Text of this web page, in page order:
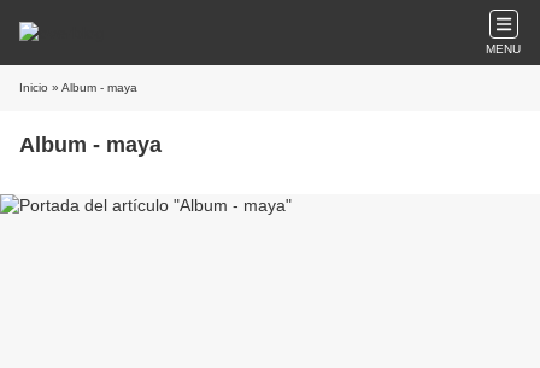
MENU
Inicio » Album - maya
Album - maya